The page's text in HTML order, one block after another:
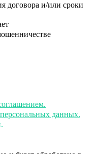
договора и/или сроки
данных.